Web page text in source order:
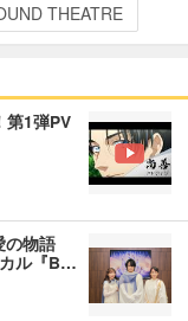
THEATRE
第1弾PV
の物語
ル『B…